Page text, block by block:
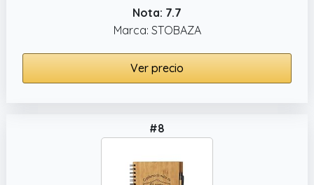
Nota: 7.7
Marca: STOBAZA
Ver precio
#8